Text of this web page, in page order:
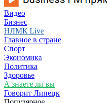
Видео
Бизнес
НЛМК Live
Главное в стране
Спорт
Экономика
Политика
Здоровье
А знаете ли вы
Говорит Липецк